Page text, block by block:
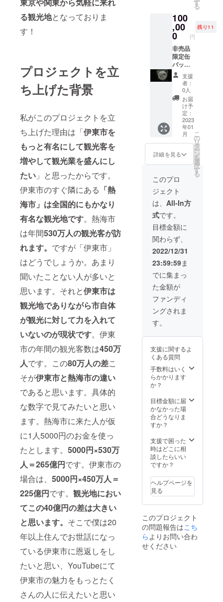
る観光地となっておりま
す！
プロジェクトを立
ち上げた背景
私がこのプロジェクトを立
ち上げた理由は「伊東市を
もっと有名にして観光客を
増やして観光業を盛んにし
たい 」と思ったからです。
伊東市のすぐ隣にある 「熱
海市」は全国的にもかなり
有名な観光地です。熱海市
は年間530万人の観光客が訪
れます。 ですが「伊東市」
はどうでしょうか。あまり
聞いたことない人が多いと
思います。それと伊東市は
観光地でありながら市自体
が観光に対して力を入れて
いないのが現状です。伊東
市の年間の観光客数は450万
人です。この80万人の差こ
そが伊東市と熱海市の違い
であると思います。具体的
な数字で見てみたいと思い
ます。熱海市に来た人が仮
に1人5000円のお金を使っ
たとします。 5000円×530万
人＝265億円です。伊東市の
場合は、 5000円×450万人＝
225億円です。 観光地におい
てこの40億円の差は大きい
と思います。 そこで僕は20
年以上住んでお世話になっ
ている伊東市に恩返しをし
たいと思い、YouTubeにて
伊東市の魅力をもっとたく
さんの人に伝えたいと思い
いて 動
画内
容：御
礼メッ
セージ
収録時
間：3分
程度 提
供方
法：動
画を直
接メー
ルの添
付ファ
イルに
て送付
動画内
にてお
前を備
考欄に
記載く
ださ
い。 お
名前は
動画の
冒頭で
お呼び
しま
す。
（ニッ
クネー
ム可）
本リ
ターン
の内容
を無断
開する
場合は
一言お
声掛け
くださ
い。ま
や公的
秩序を
著しく
お呼び
できま
せん。
個別通
話にて
雑談等
をしよ
うと
思って
ます！
私いそ
ねんに
聞いて
みたい
こと
や、お
悩み相
談、
YouTub
eの裏話
など何
でもOK
です！
包み隠
さずお
話しま
す！ 個
別通話
の制限
時間は
最大180
分まで
です。
日程は
メール
のやり
取りを
してご
都合の
合う日
で調整
効期限
年3月末
日で
す。
Skype
、
Discord
等、通
話のア
プリ
ション
は希望
があれ
ば対応
す！ 備
考欄に
お書き
くださ
_)m
す
る
100
,00
0 円
残り11
非売品
限定缶
バッジ3
個＋直
筆サイ
ン色紙1
枚(縦
210mm
180mm
)＋個別
通話 缶
バッジ
サイ
ズ 円
形
32mm
それに
加えて
貴方の
考えた
企画を
実行し
ます！
例え
ば・・
・「い
そねん
さんの
動画に
出演し
てみた
い！」
「いそ
接会っ
てみた
い！」
「いそ
ねんさ
ん、焼
に行き
ましょ
う！」
「YouT
〇〇さ
んとコ
ラボし
てくだ
い！」
etc...等
です。
個別通
に内容
を教え
て下さ
い！ 個
別通話
支援
者：
0人
お届
け予
定：
2023
年01
月
詳細を見る
こ
の
リ
タ
ー
ン
を
選
択
す
る
このプロ
ジェクト
は、 All-In方
式です。
目標金額に
関わらず、
2022/12/31
23:59:59ま
でに集まっ
た金額が
ファンディ
ングされま
す。
支援に関するよ
くある質問
手数料はいく
らかかります
か？
目標金額に届
かなかった場
合どうなりま
すか？
支援で困った
時はどこに相
談したらいい
ですか？
ヘルプページを
見る
このプロジェクト
の問題報告はこち
らよりお問い合わ
せください